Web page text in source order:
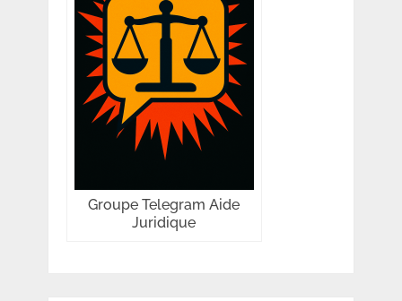
Groupe Telegram Aide
Juridique